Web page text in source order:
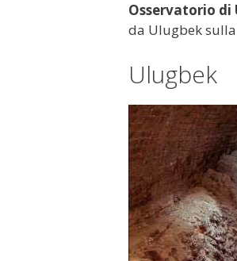
Osservatorio di
da Ulugbek
Ulugbek